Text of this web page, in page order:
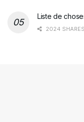
Liste de
2024 SHARES